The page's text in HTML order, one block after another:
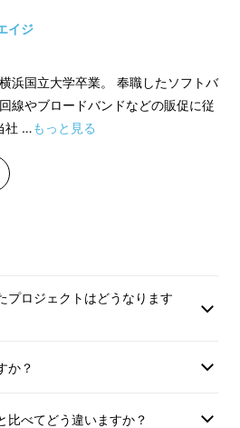
イジ
浜国立大学卒業。 奉職したソフトバ
線やブロードバンドなどの販促に従
社 …もっと見る
プロジェクトはどうなります
か？
比べてどう違いますか？